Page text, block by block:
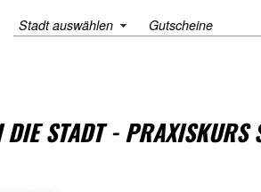
Stadt auswählen Gutscheine
STADT - PRAXISKURS